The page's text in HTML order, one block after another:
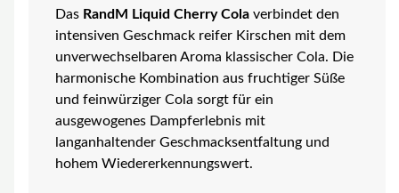
Das RandM Liquid Cherry Colaverbindet den
intensiven Geschmack reifer Kirschen mit dem
unverwechselbaren Aroma klassischer Cola. Die
harmonische Kombination aus fruchtiger Süße
und feinwürziger Cola sorgt für ein
ausgewogenes Dampferlebnis mit
langanhaltender Geschmacksentfaltung und
hohem Wiedererkennungswert.